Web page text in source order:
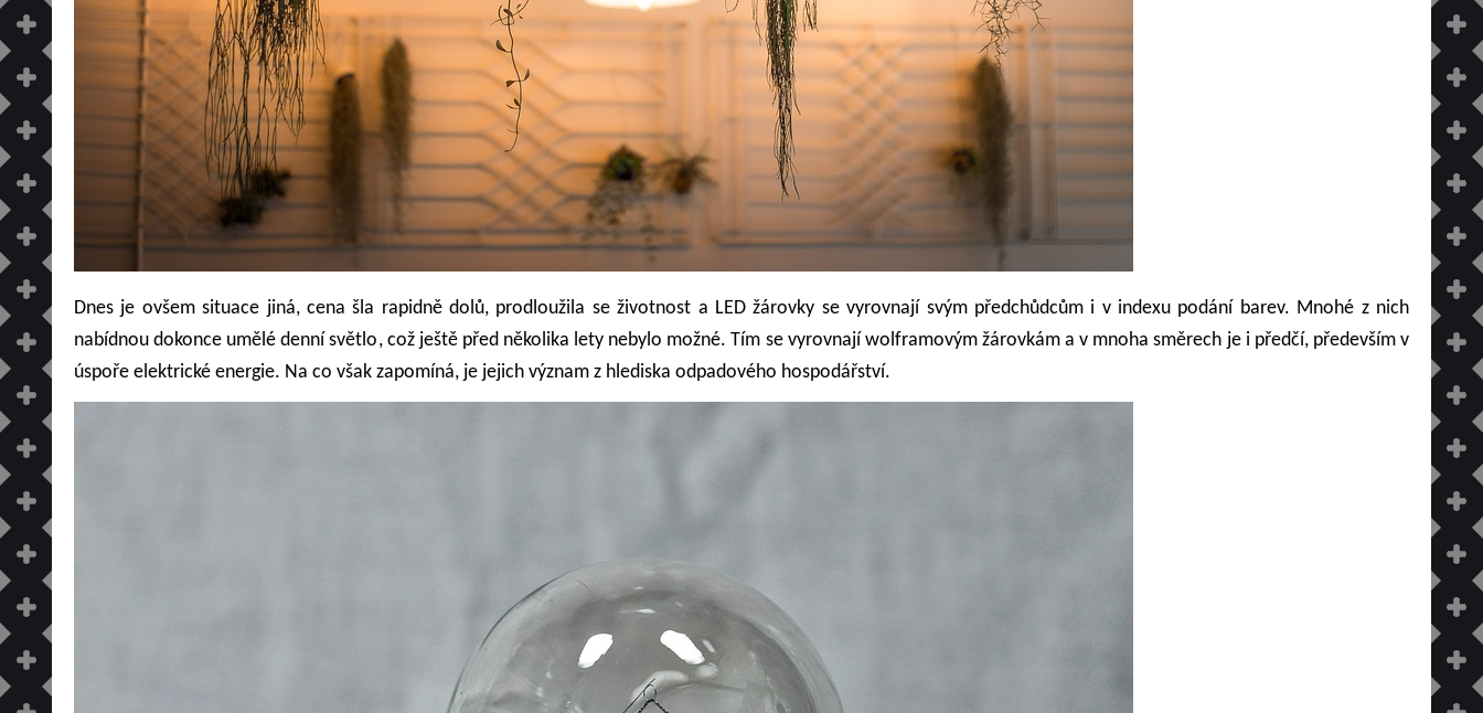
Dnes je ovšem situace jiná, cena šla rapidně dolů, prodloužila se životnost a LED žárovky se vyrovnají svým předchůdcům i v indexu podání barev. Mnohé z nich
nabídnou dokonce umělé denní světlo, což ještě před několika lety nebylo možné. Tím se vyrovnají wolframovým žárovkám a v mnoha směrech je i předčí, především v
úspoře elektrické energie. Na co však zapomíná, je jejich význam z hlediska odpadového hospodářství.